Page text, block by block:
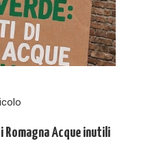
Romagna Acque inutili